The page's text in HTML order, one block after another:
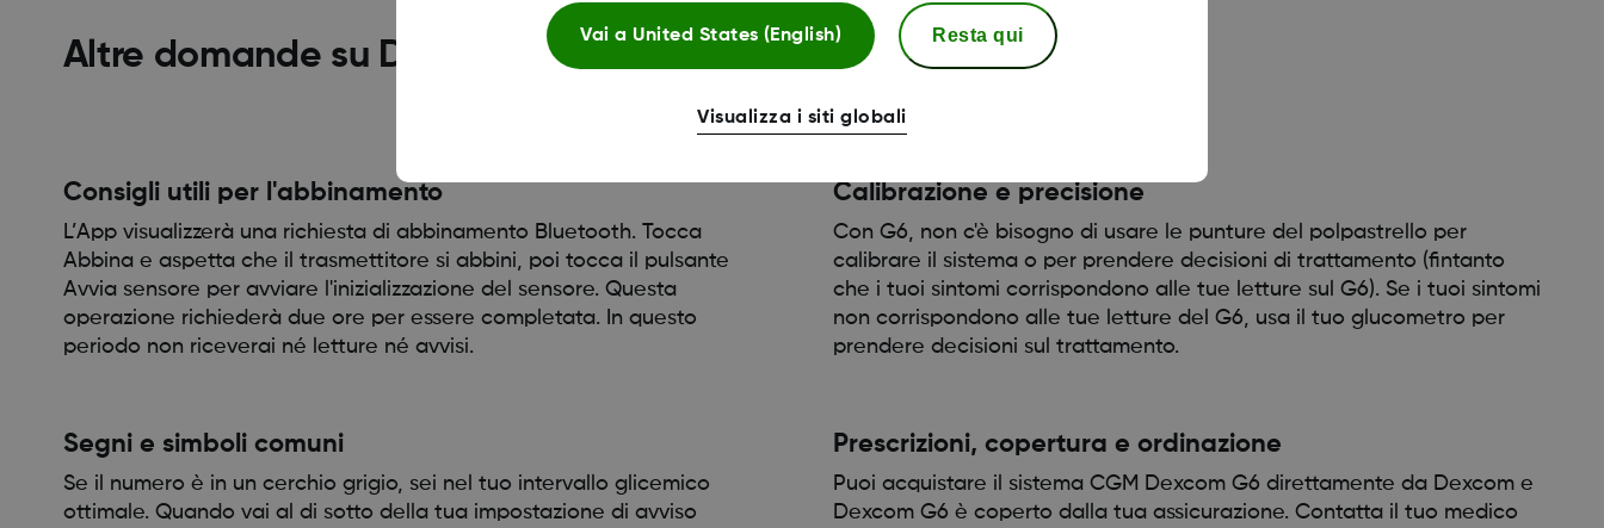
Altre domande su Dexcom G6
Consigli utili per l'abbinamento
L’App visualizzerà una richiesta di abbinamento Bluetooth. Tocca
Abbina e aspetta che il trasmettitore si abbini, poi tocca il pulsante
Avvia sensore per avviare l'inizializzazione del sensore. Questa
operazione richiederà due ore per essere completata. In questo
periodo non riceverai né letture né avvisi.
Calibrazione e precisione
Con G6, non c'è bisogno di usare le punture del polpastrello per
calibrare il sistema o per prendere decisioni di trattamento (fintanto
che i tuoi sintomi corrispondono alle tue letture sul G6). Se i tuoi sintomi
non corrispondono alle tue letture del G6, usa il tuo glucometro per
prendere decisioni sul trattamento.
Segni e simboli comuni
Se il numero è in un cerchio grigio, sei nel tuo intervallo glicemico
ottimale. Quando vai al di sotto della tua impostazione di avviso
Prescrizioni, copertura e ordinazione
Puoi acquistare il sistema CGM Dexcom G6 direttamente da Dexcom e
Dexcom G6 è coperto dalla tua assicurazione. Contatta il tuo medico
Vai a United States (English) Resta qui
Visualizza i siti globali